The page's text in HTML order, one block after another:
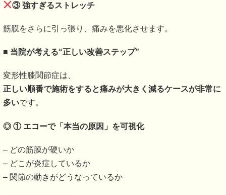
③ 強すぎるストレッチ
筋膜をさらに引っ張り、痛みを悪化させます。
■ 当院が考える“正しい改善ステップ”
変形性膝関節症は、
正しい順番で施術をすると痛みが大きく減るケースが非常に
多いです。
◎ ① エコーで「本当の原因」を可視化
– どの筋膜が硬いか
– どこが炎症しているか
– 関節の動きがどうなっているか